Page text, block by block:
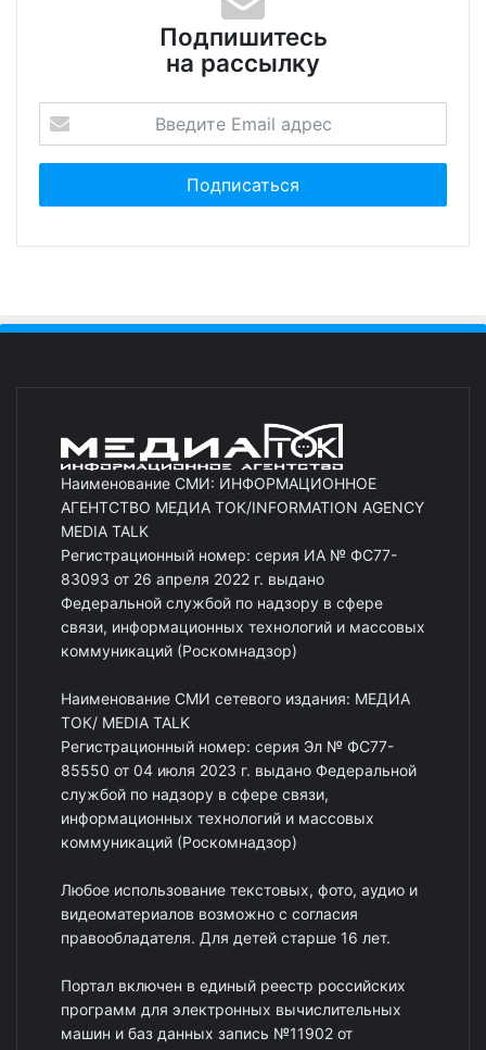
Подпишитесь
на рассылку
Наименование СМИ: ИНФОРМАЦИОННОЕ
АГЕНТСТВО МЕДИА ТОК/INFORMATION AGENCY
MEDIA TALK
Регистрационный номер: серия ИА № ФС77-
83093 от 26 апреля 2022 г. выдано
Федеральной службой по надзору в сфере
связи, информационных технологий и массовых
коммуникаций (Роскомнадзор)
Наименование СМИ сетевого издания: МЕДИА
ТОК/ MEDIA TALK
Регистрационный номер: серия Эл № ФС77-
85550 от 04 июля 2023 г. выдано Федеральной
службой по надзору в сфере связи,
информационных технологий и массовых
коммуникаций (Роскомнадзор)
Любое использование текстовых, фото, аудио и
видеоматериалов возможно с согласия
правообладателя. Для детей старше 16 лет.
Портал включен в единый реестр российских
программ для электронных вычислительных
машин и баз данных запись №11902 от